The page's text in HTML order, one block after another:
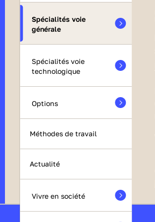
Spécialités voie
générale
Spécialités voie
technologique
Options
Méthodes de travail
Actualité
Vivre en société